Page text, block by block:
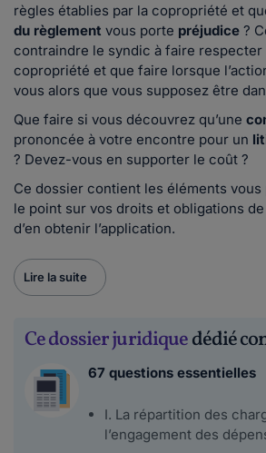
règles établies par la copropriété et
du règlement vous porte préjudice ?
contraindre le syndic à faire
copropriété et que faire lorsque
vous alors que vous supposez être
Que faire si vous découvrez qu’une
prononcée à votre encontre pour un
? Devez-vous en supporter le coût ?
Ce dossier contient les éléments
le point sur vos droits et obligations
d’en obtenir l’application.
Lire la suite
Ce dossier juridiquedédié
67 questions essentielles
I. La répartition des
l’engagement des